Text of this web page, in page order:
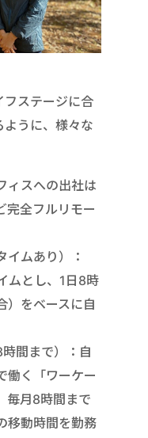
フステージに合
うに、様々な
ィスへの出社は
完全フルリモー
イムあり）：
ムとし、1日8時
）をベースに自
間まで）：自
働く「ワーケー
毎月8時間まで
移動時間を勤務